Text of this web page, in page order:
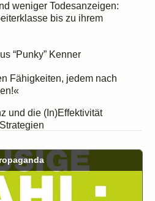
weniger Todesanzeigen:
bis zu ihrem
“Punky” Kenner
Fähigkeiten, jedem nach
und die (In)Effektivität